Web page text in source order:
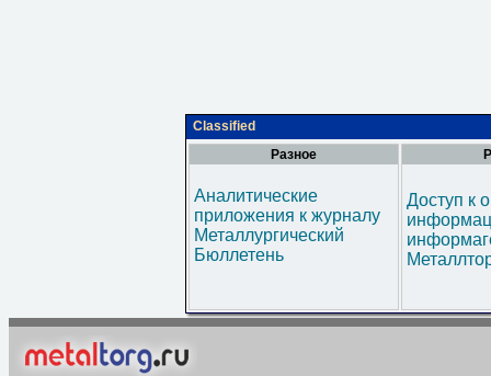
Classified
Разное
Аналитические
приложения к журналу
Металлургический
Бюллетень
Доступ к